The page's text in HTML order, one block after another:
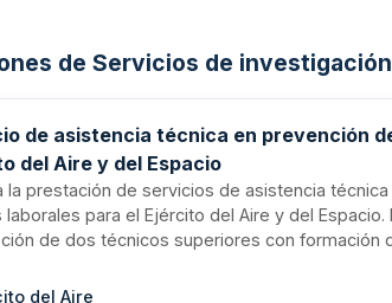
de Servicios de
de asistencia técnica en prevención
del Aire y del Espacio
la prestación de servicios de asistencia
laborales para el Ejército del Aire y del
de dos técnicos superiores con formación
de actividades empresariales,
del Aire